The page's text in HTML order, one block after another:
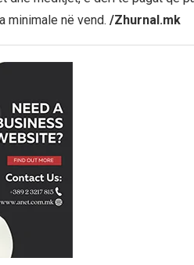
minimale në vend. /Zhurnal.mk